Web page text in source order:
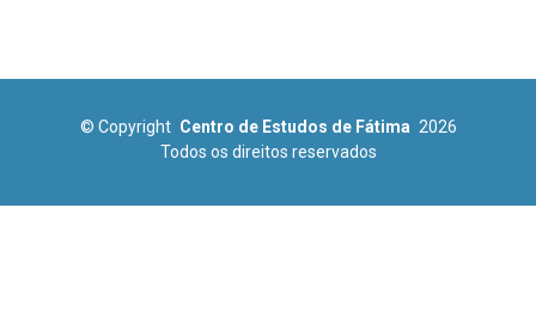
© Copyright Centro de Estudos de Fátima 2026
Todos os direitos reservados